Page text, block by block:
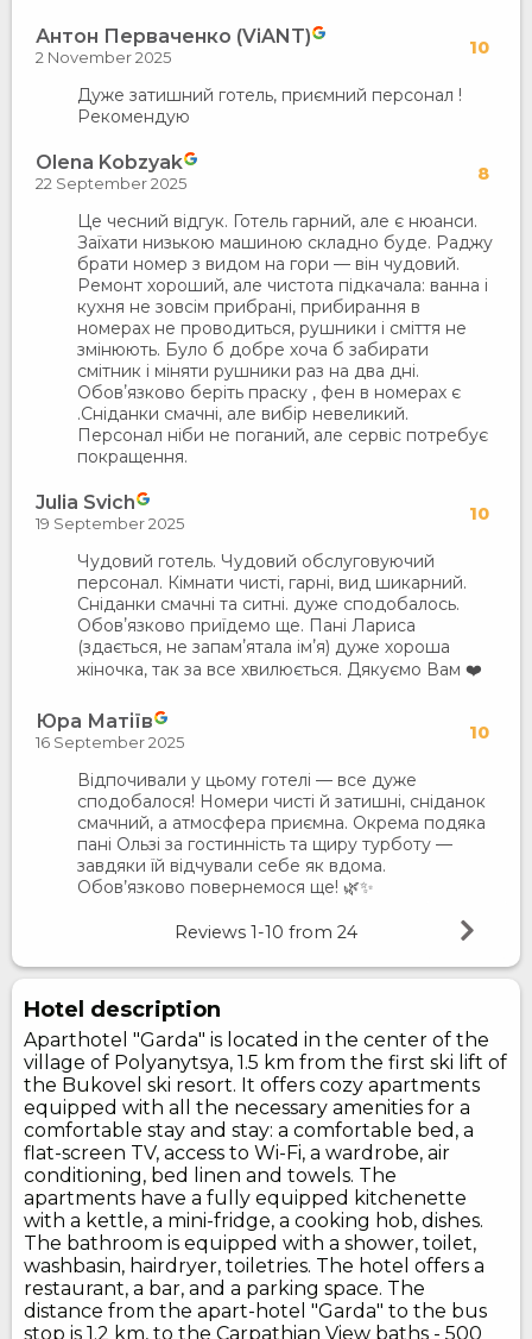
Антон Перваченко (ViANT) 10
2 November 2025
Дуже затишний готель, приємний персонал !
Рекомендую
Olena Kobzyak 8
22 September 2025
Це чесний відгук. Готель гарний, але є нюанси.
Заїхати низькою машиною складно буде. Раджу
брати номер з видом на гори — він чудовий.
Ремонт хороший, але чистота підкачала: ванна і
кухня не зовсім прибрані, прибирання в
номерах не проводиться, рушники і сміття не
змінюють. Було б добре хоча б забирати
смітник і міняти рушники раз на два дні.
Обовʼязково беріть праску , фен в номерах є
.Сніданки смачні, але вибір невеликий.
Персонал ніби не поганий, але сервіс потребує
покращення.
Julia Svich 10
19 September 2025
Чудовий готель. Чудовий обслуговуючий
персонал. Кімнати чисті, гарні, вид шикарний.
Сніданки смачні та ситні. дуже сподобалось.
Обовʼязково приїдемо ще. Пані Лариса
(здається, не запамʼятала імʼя) дуже хороша
жіночка, так за все хвилюється. Дякуємо Вам ❤️
Юра Матіїв 10
16 September 2025
Відпочивали у цьому готелі — все дуже
сподобалося! Номери чисті й затишні, сніданок
смачний, а атмосфера приємна. Окрема подяка
пані Ользі за гостинність та щиру турботу —
завдяки їй відчували себе як вдома.
Обов’язково повернемося ще! 🌿✨
Reviews 1-10 from 24
Hotel description
Aparthotel "Garda" is located in the center of the
village of Polyanytsya, 1.5 km from the first ski lift of
the Bukovel ski resort. It offers cozy apartments
equipped with all the necessary amenities for a
comfortable stay and stay: a comfortable bed, a
flat-screen TV, access to Wi-Fi, a wardrobe, air
conditioning, bed linen and towels. The
apartments have a fully equipped kitchenette
with a kettle, a mini-fridge, a cooking hob, dishes.
The bathroom is equipped with a shower, toilet,
washbasin, hairdryer, toiletries. The hotel offers a
restaurant, a bar, and a parking space. The
distance from the apart-hotel "Garda" to the bus
stop is 1.2 km, to the Carpathian View baths - 500